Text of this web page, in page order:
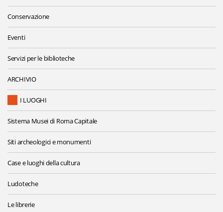
Conservazione
Eventi
Servizi per le biblioteche
ARCHIVIO
I LUOGHI
Sistema Musei di Roma Capitale
Siti archeologici e monumenti
Case e luoghi della cultura
Ludoteche
Le librerie